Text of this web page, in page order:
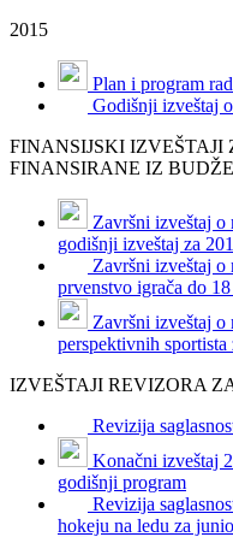
2015
Plan i program
Godišnji izveštaj
FINANSIJSKI IZVEŠTAJI
FINANSIRANE IZ
Završni izveštaj o
godišnji izveštaj za
Završni izveštaj o
prvenstvo igrača do
Završni izveštaj o
perspektivnih
IZVEŠTAJI REVIZORA
Revizija
Konačni izveštaj
godišnji program
Revizija
hokeju na ledu za